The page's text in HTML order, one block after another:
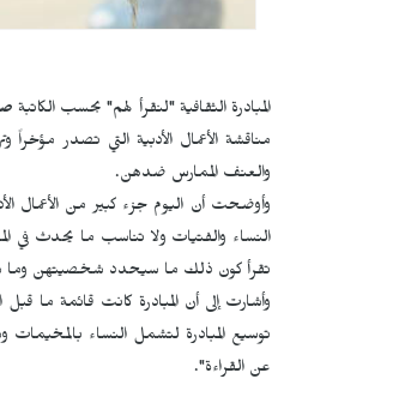
المبادرة الثقافية "لنقرأ لهم" بحسب الكاتبة
مناقشة الأعمال الأدبية التي تصدر
والعنف الممارس ضدهن.
وأوضحت أن اليوم جزء كبير من الأعمال
النساء والفتيات ولا تناسب ما يحدث في
تقرأ كون ذلك ما سيحدد شخصيتهن وما
وأشارت إلى أن المبادرة كانت قائمة ما
توسيع المبادرة لتشمل النساء
عن القراءة".